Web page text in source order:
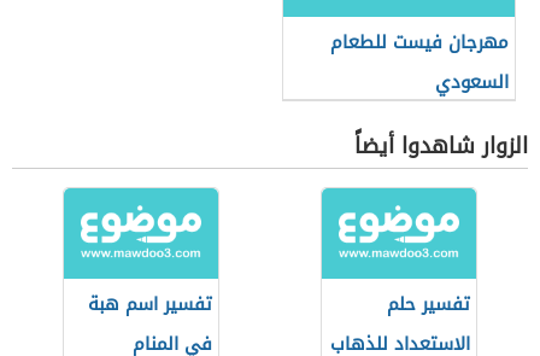
مهرجان فيست للطعام
السعودي
الزوار شاهدوا أيضاً
تفسير حلم
الاستعداد للذهاب
تفسير اسم هبة
في المنام